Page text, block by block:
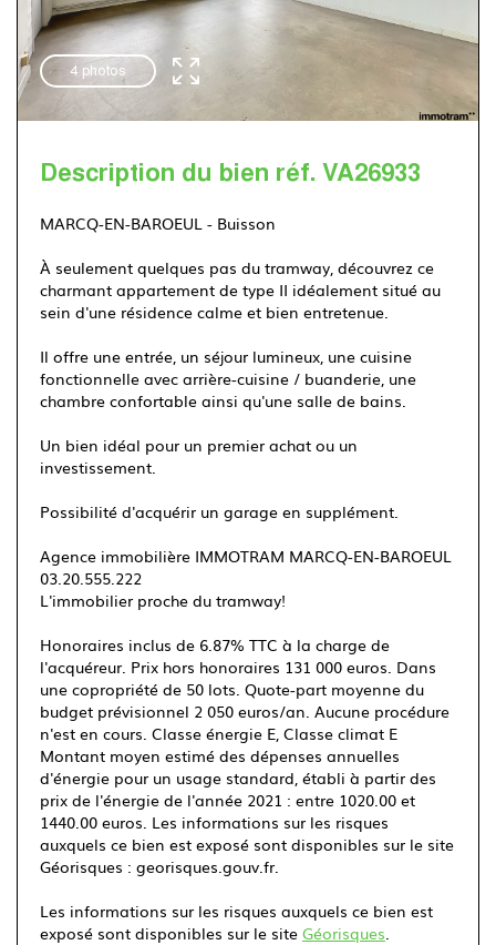
4 photos
Description du bien réf. VA26933
MARCQ-EN-BAROEUL - Buisson
À seulement quelques pas du tramway, découvrez ce
charmant appartement de type II idéalement situé au
sein d'une résidence calme et bien entretenue.
Il offre une entrée, un séjour lumineux, une cuisine
fonctionnelle avec arrière-cuisine / buanderie, une
chambre confortable ainsi qu'une salle de bains.
Un bien idéal pour un premier achat ou un
investissement.
Possibilité d'acquérir un garage en supplément.
Agence immobilière IMMOTRAM MARCQ-EN-BAROEUL
03.20.555.222
L'immobilier proche du tramway!
Honoraires inclus de 6.87% TTC à la charge de
l'acquéreur. Prix hors honoraires 131 000 euros. Dans
une copropriété de 50 lots. Quote-part moyenne du
budget prévisionnel 2 050 euros/an. Aucune procédure
n'est en cours. Classe énergie E, Classe climat E
Montant moyen estimé des dépenses annuelles
d'énergie pour un usage standard, établi à partir des
prix de l'énergie de l'année 2021 : entre 1020.00 et
1440.00 euros. Les informations sur les risques
auxquels ce bien est exposé sont disponibles sur le site
Géorisques : georisques.gouv.fr.
Les informations sur les risques auxquels ce bien est
exposé sont disponibles sur le site Géorisques.